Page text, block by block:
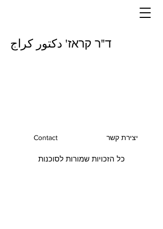
ד"ר קראז' دكتور كراج
Contact יצירת קשר
כל הזכויות שמורות לסוכנות